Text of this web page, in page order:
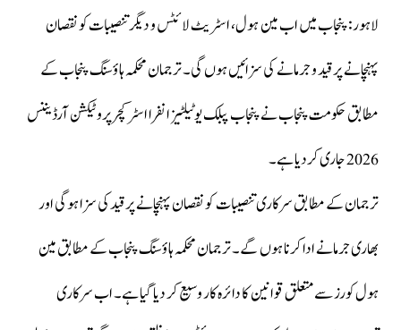
لاہور: پنجاب میں اب مین ہول، اسٹریٹ لائٹس و دیگر تنصیبات کو نقصان
پہنچانے پر قید و جرمانے کی سزائیں ہوں گی۔ ترجمان محکمہ ہاؤسنگ پنجاب کے
مطابق حکومت پنجاب نے پنجاب پبلک یوٹیلٹیز انفرااسٹرکچر پروٹیکشن آرڈیننس
2026 جاری کردیا ہے۔
ترجمان کے مطابق سرکاری تنصیبات کو نقصان پہنچانے پر قید کی سزا ہوگی اور
بھاری جرمانے ادا کرنا ہوں گے۔ ترجمان محکمہ ہاؤسنگ پنجاب کے مطابق مین
ہول کورز سے متعلق قوانین کا دائرہ کار وسیع کر دیا گیا ہے۔ اب سرکاری